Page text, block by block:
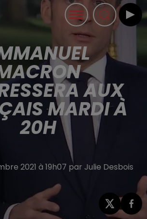
AUX
MARDI À
20H
2021 à 19h07 par Julie Desbois